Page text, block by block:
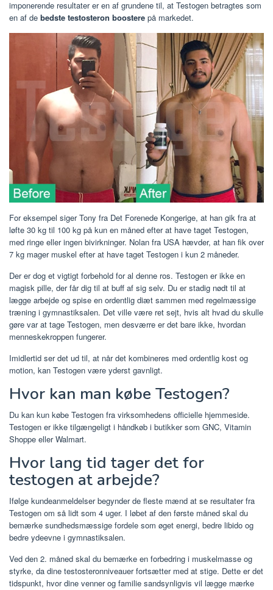
imponerende resultater er en af ​​grundene til, at Testogen betragtes som
en af ​​de bedste testosteron boostere på markedet.
For eksempel siger Tony fra Det Forenede Kongerige, at han gik fra at
løfte 30 kg til 100 kg på kun en måned efter at have taget Testogen,
med ringe eller ingen bivirkninger. Nolan fra USA hævder, at han fik over
7 kg mager muskel efter at have taget Testogen i kun 2 måneder.
Der er dog et vigtigt forbehold for al denne ros. Testogen er ikke en
magisk pille, der får dig til at buff af sig selv. Du er stadig nødt til at
lægge arbejde og spise en ordentlig diæt sammen med regelmæssige
træning i gymnastiksalen. Det ville være ret sejt, hvis alt hvad du skulle
gøre var at tage Testogen, men desværre er det bare ikke, hvordan
menneskekroppen fungerer.
Imidlertid ser det ud til, at når det kombineres med ordentlig kost og
motion, kan Testogen være yderst gavnligt.
Hvor kan man købe Testogen?
Du kan kun købe Testogen fra virksomhedens officielle hjemmeside.
Testogen er ikke tilgængeligt i håndkøb i butikker som GNC, Vitamin
Shoppe eller Walmart.
Hvor lang tid tager det for
testogen at arbejde?
Ifølge kundeanmeldelser begynder de fleste mænd at se resultater fra
Testogen om så lidt som 4 uger. I løbet af den første måned skal du
bemærke sundhedsmæssige fordele som øget energi, bedre libido og
bedre ydeevne i gymnastiksalen.
Ved den 2. måned skal du bemærke en forbedring i muskelmasse og
styrke, da dine testosteronniveauer fortsætter med at stige. Dette er det
tidspunkt, hvor dine venner og familie sandsynligvis vil lægge mærke